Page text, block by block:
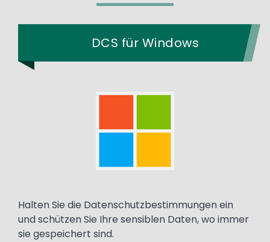
DCS für Windows
Halten Sie die Datenschutzbestimmungen ein
und schützen Sie Ihre sensiblen Daten, wo immer
sie gespeichert sind.